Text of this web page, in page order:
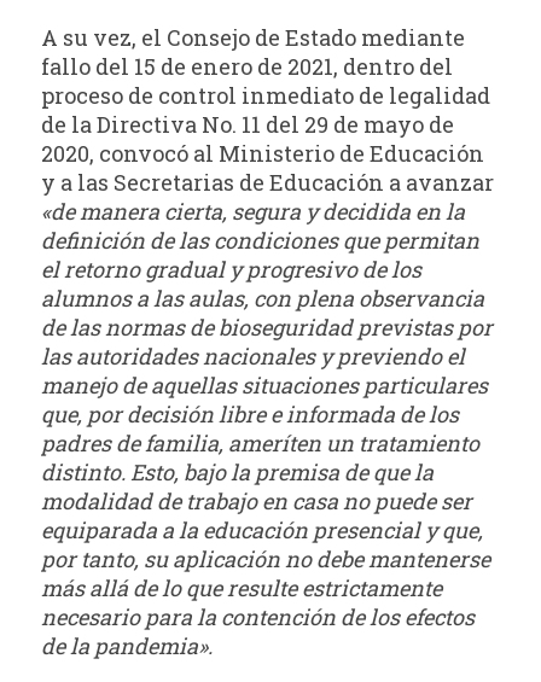
A su vez, el Consejo de Estado mediante
fallo del 15 de enero de 2021, dentro del
proceso de control inmediato de legalidad
de la Directiva No. 11 del 29 de mayo de
2020, convocó al Ministerio de Educación
y a las Secretarias de Educación a avanzar
«de manera cierta, segura y decidida en la
definición de las condiciones que permitan
el retorno gradual y progresivo de los
alumnos a las aulas, con plena observancia
de las normas de bioseguridad previstas por
las autoridades nacionales y previendo el
manejo de aquellas situaciones particulares
que, por decisión libre e informada de los
padres de familia, ameríten un tratamiento
distinto. Esto, bajo la premisa de que la
modalidad de trabajo en casa no puede ser
equiparada a la educación presencial y que,
por tanto, su aplicación no debe mantenerse
más allá de lo que resulte estrictamente
necesario para la contención de los efectos
de la pandemia».